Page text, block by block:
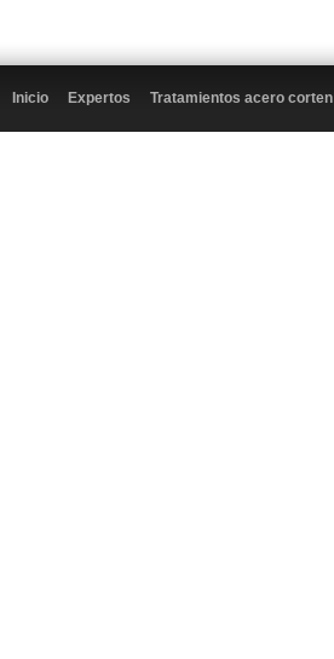
Inicio Expertos Tratamientos acero corten